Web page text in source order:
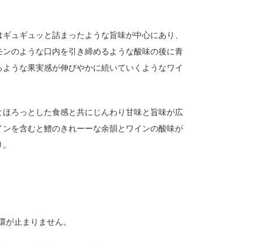
ュギュッと詰まったような旨味が中心にあり、
のような口内を引き締めるような酸味の後に青
うな果実感が伸びやかに続いていくようなワイ
ろっとした食感と共にじんわり甘味と旨味が広
を含むと鱧のきれーーな余韻とワインの酸味が
止まりません。